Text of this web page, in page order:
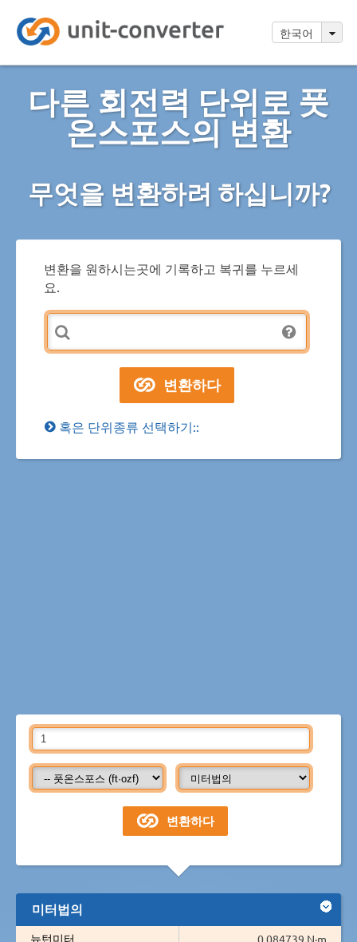
한국어
다른 회전력 단위로 풋
온스포스의 변환
무엇을 변환하려 하십니까?
변환을 원하시는곳에 기록하고 복귀를 누르세
요.
혹은 단위종류 선택하기::
미터법의
뉴턴미터
0.084739 N·m